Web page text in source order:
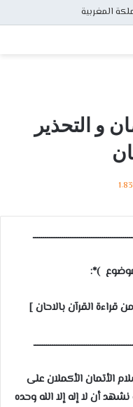
المغربية
و التحذير
)*:
قراءة القرآن بالاحان ]
الأتمان الأكملان على
أن لا إله إلا الله وحده